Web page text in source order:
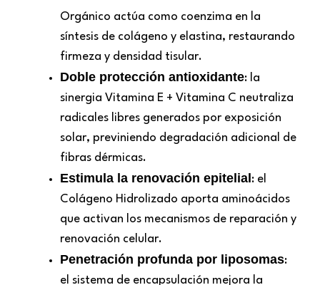
Orgánico actúa como coenzima en la
síntesis de colágeno y elastina, restaurando
firmeza y densidad tisular.
Doble protección antioxidante: la
sinergia Vitamina E + Vitamina C neutraliza
radicales libres generados por exposición
solar, previniendo degradación adicional de
fibras dérmicas.
Estimula la renovación epitelial : el
Colágeno Hidrolizado aporta aminoácidos
que activan los mecanismos de reparación y
renovación celular.
Penetración profunda por liposomas:
el sistema de encapsulación mejora la